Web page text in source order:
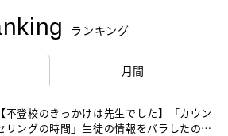
ランキング
月間
【不登校のきっかけは先生でした】「カウン
リングの時間」生徒の情報をバラしたの